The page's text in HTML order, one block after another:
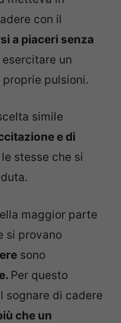
con il
a piaceri senza
un
pulsioni.
simile
e di
stesse che si
maggior parte
si provano
sono
Per questo
sognare di cadere
che un